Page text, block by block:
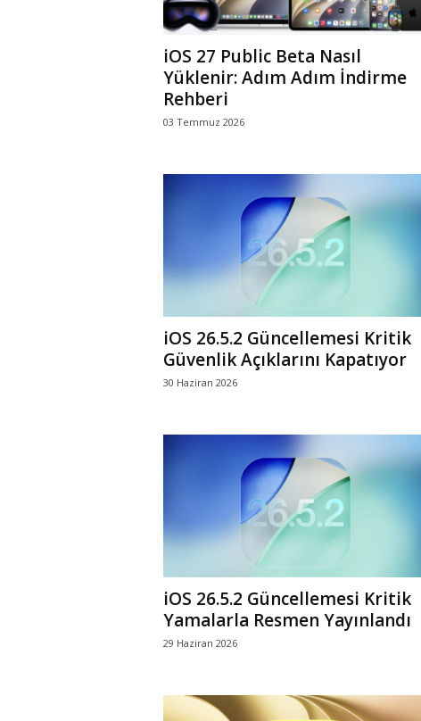
iOS 27 Public Beta Nasıl
Yüklenir: Adım Adım İndirme
Rehberi
03 Temmuz 2026
iOS 26.5.2 Güncellemesi Kritik
Güvenlik Açıklarını Kapatıyor
30 Haziran 2026
iOS 26.5.2 Güncellemesi Kritik
Yamalarla Resmen Yayınlandı
29 Haziran 2026